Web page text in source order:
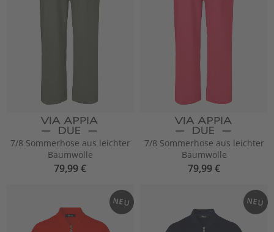
7/8 Sommerhose aus leichter
Baumwolle
79,99 €
7/8 Sommerhose aus leichter
Baumwolle
79,99 €
NEU NEU